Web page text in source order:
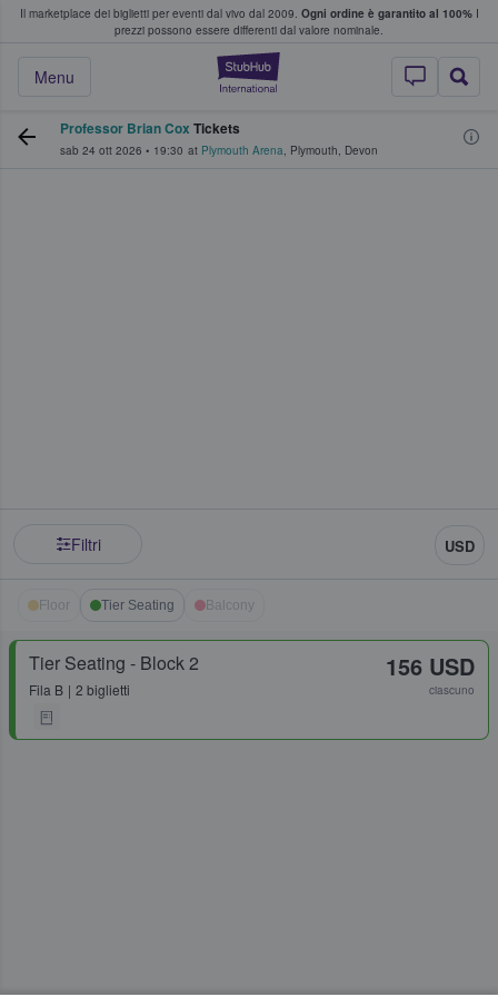
Il marketplace dei biglietti per eventi dal vivo dal 2009. Ogni ordine è garantito al 100%I
prezzi possono essere differenti dal valore nominale.
StubHub - Dove
Menu
fan comprano e vendono biglietti
Professor Brian Cox Tickets
sab 24 ott 2026 • 19:30 at Plymouth Arena, Plymouth, Devon
Filtri USD
Floor Tier Seating Balcony
Tier Seating - Block 2
Fila B 2 biglietti
156 USD
ciascuno